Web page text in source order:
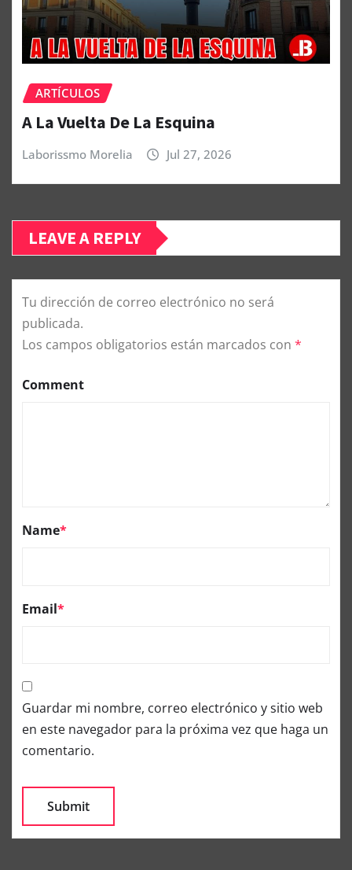
ARTÍCULOS
A La Vuelta De La Esquina
Laborissmo Morelia Jul 27, 2026
LEAVE A REPLY
Tu dirección de correo electrónico no será
publicada.
Los campos obligatorios están marcados con *
Comment
Name*
Email*
Guardar mi nombre, correo electrónico y sitio web
en este navegador para la próxima vez que haga un
comentario.